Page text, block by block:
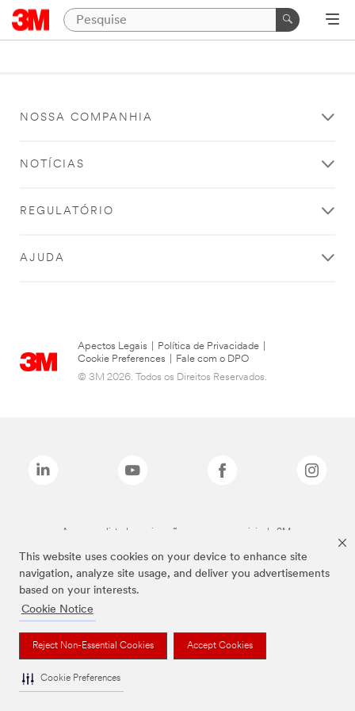
This website uses cookies on your device to enhance site
navigation, analyze site usage, and deliver you advertisements
based on your interests.
Cookie Notice
Reject Non-Essential Cookies Accept Cookies
Cookie Preferences
NOSSA COMPANHIA
NOTÍCIAS
REGULATÓRIO
AJUDA
Apectos Legais Política de Privacidade
Cookie Preferences
Fale com o DPO
© 3M 2026. Todos os Direitos Reservados.
As marcas listadas a cima são marcas comerciais da 3M.